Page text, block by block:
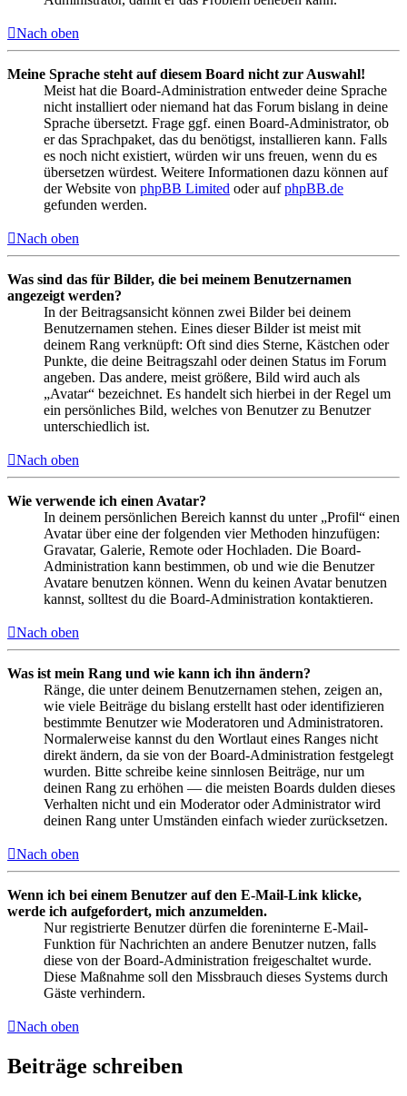
Nach oben
Meine Sprache steht auf diesem Board nicht zur Auswahl!
Meist hat die Board-Administration entweder deine Sprache
nicht installiert oder niemand hat das Forum bislang in deine
Sprache übersetzt. Frage ggf. einen Board-Administrator, ob
er das Sprachpaket, das du benötigst, installieren kann. Falls
es noch nicht existiert, würden wir uns freuen, wenn du es
übersetzen würdest. Weitere Informationen dazu können auf
der Website von phpBB Limited oder aufphpBB.de
gefunden werden.
Nach oben
Was sind das für Bilder, die bei meinem Benutzernamen
angezeigt werden?
In der Beitragsansicht können zwei Bilder bei deinem
Benutzernamen stehen. Eines dieser Bilder ist meist mit
deinem Rang verknüpft: Oft sind dies Sterne, Kästchen oder
Punkte, die deine Beitragszahl oder deinen Status im Forum
angeben. Das andere, meist größere, Bild wird auch als
„Avatar“ bezeichnet. Es handelt sich hierbei in der Regel um
ein persönliches Bild, welches von Benutzer zu Benutzer
unterschiedlich ist.
Nach oben
Wie verwende ich einen Avatar?
In deinem persönlichen Bereich kannst du unter „Profil“ einen
Avatar über eine der folgenden vier Methoden hinzufügen:
Gravatar, Galerie, Remote oder Hochladen. Die Board-
Administration kann bestimmen, ob und wie die Benutzer
Avatare benutzen können. Wenn du keinen Avatar benutzen
kannst, solltest du die Board-Administration kontaktieren.
Nach oben
Was ist mein Rang und wie kann ich ihn ändern?
Ränge, die unter deinem Benutzernamen stehen, zeigen an,
wie viele Beiträge du bislang erstellt hast oder identifizieren
bestimmte Benutzer wie Moderatoren und Administratoren.
Normalerweise kannst du den Wortlaut eines Ranges nicht
direkt ändern, da sie von der Board-Administration festgelegt
wurden. Bitte schreibe keine sinnlosen Beiträge, nur um
deinen Rang zu erhöhen — die meisten Boards dulden dieses
Verhalten nicht und ein Moderator oder Administrator wird
deinen Rang unter Umständen einfach wieder zurücksetzen.
Nach oben
Wenn ich bei einem Benutzer auf den E-Mail-Link klicke,
werde ich aufgefordert, mich anzumelden.
Nur registrierte Benutzer dürfen die foreninterne E-Mail-
Funktion für Nachrichten an andere Benutzer nutzen, falls
diese von der Board-Administration freigeschaltet wurde.
Diese Maßnahme soll den Missbrauch dieses Systems durch
Gäste verhindern.
Nach oben
Beiträge schreiben